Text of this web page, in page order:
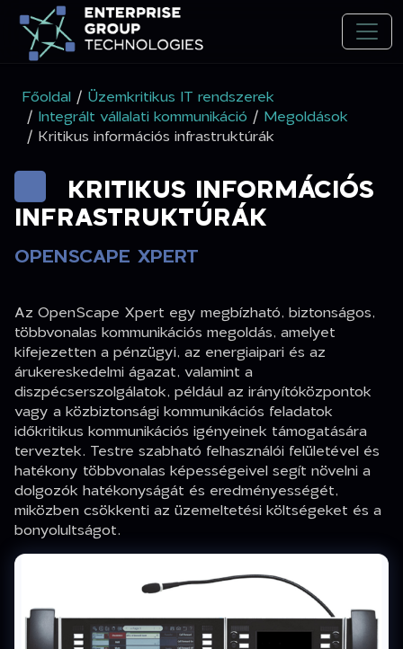
Főoldal / Üzemkritikus IT rendszerek
/ Integrált vállalati kommunikáció / Megoldások
/ Kritikus információs infrastruktúrák
KRITIKUS INFORMÁCIÓS
INFRASTRUKTÚRÁK
OPENSCAPE XPERT
Az OpenScape Xpert egy megbízható, biztonságos,
többvonalas kommunikációs megoldás, amelyet
kifejezetten a pénzügyi, az energiaipari és az
árukereskedelmi ágazat, valamint a
diszpécserszolgálatok, például az irányítóközpontok
vagy a közbiztonsági kommunikációs feladatok
időkritikus kommunikációs igényeinek támogatására
terveztek. Testre szabható felhasználói felületével és
hatékony többvonalas képességeivel segít növelni a
dolgozók hatékonyságát és eredményességét,
miközben csökkenti az üzemeltetési költségeket és a
bonyolultságot.